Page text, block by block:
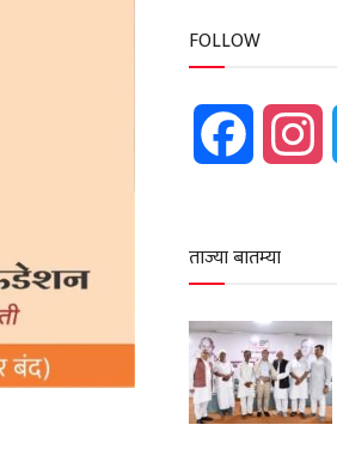
FOLLOW
Facebook
ताज्या बातम्या